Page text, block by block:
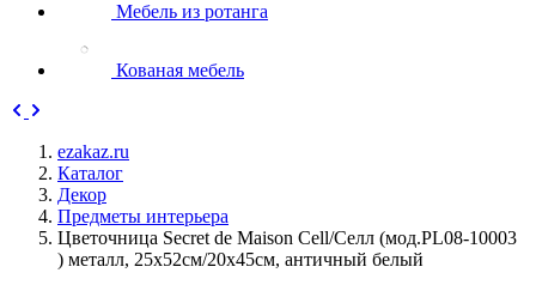
Мебель из ротанга
Кованая мебель
ezakaz.ru
Каталог
Декор
Предметы интерьера
Цветочница Secret de Maison Cell/Селл (мод.PL08-10003
) металл, 25х52см/20х45см, античный белый